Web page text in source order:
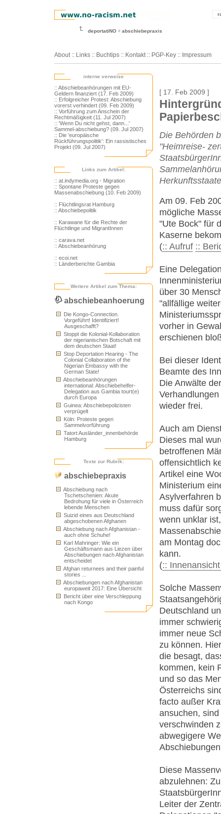
deportatiNO abschiebepraxis
About :: Links :: Buchtips :: Kontakt :: PGP-Key :: Impressum
interne verweise
:: Abschiebeanhörungen mit EU-
Geldern finanziert (17. Feb 2009)
:: Erfolgreicher Protest: Abschiebung
vorerst verhindert (09. Feb 2009)
:: Vorführung zum Anschein der
Rechtmäßigkeit (11. Jul 2007)
:: 'Wenn Du nicht gehst, dann...'
Sammel-abschiebung? (09. Jul 2007)
:: Die 'europäische
Rückführungspolitik': Ein rassistisches
Projekt (09. Jul 2007)
Links zum Artikel:
:: at.indymedia.org - Migration
:: Spontane Proteste gegen
Massenabschiebung (10. Feb 2009)
:: Flüchtlingsrat Hamburg
:: Abschiebepolitik
:: Karawane für die Rechte der
Flüchtlinge und MigrantInnen
:: carava.net
:: Abschiebeanhörung
:: ecoi.net
:: Länderberichte Gambia
Weitere Artikel zum Thema:
abschiebeanhoerung
Die Kongo-Connection.
Vorgeführt! Identifiziert!
Ausgeschafft?
Stoppt die Kolonial-Kollaboration
der nigerianischen Botschaft mit
dem deutschen Staat!
Stop Deportation Hearing - The
Colonial Collaboration of the
Nigerian Embassy with the
German State!
Abschiebeanhörungen
international: Abschiebehelfer-
Delegation aus Gambia tourt(e)
durch Europa
Guinea: Abschiebepolizisten
verprügelt
Köln: Proteste gegen
Sammelvorführung
Tatort Ausländer_innenbehörde
Hamburg
Texte zur Rubrik:
abschiebepraxis
Abschiebung nach
Tschetschenien: Akute
Bedrohung für viele in Österreich
lebende Menschen
Suizid eines aus Deutschland
abgeschobenen Afghanen
Abschiebung nach Afghanistan -
auch ohne Schuhe!
Karl Mahringer: Wie ein
Geschäftsmann aus Liezen über
Abschiebungen nach Afghanistan
entscheidet
Afghan returnees and their painful
stories ...
Abschiebungen nach Afghanistan
europaweit 2017: Eine Übersicht
Bericht über eine Verschleppung
nach Kongo
[ 17. Feb 2009 ]
Die Behörden
"Heimreise-
Am 09. Feb
mögliche
"Ute Bock" für
Kaserne
(:: Aufruf ::
Eine
über 30
"allfällige
vorher in
erschienen
Bei dieser
Beamte des
Die Anwälte
wieder frei.
Auch am
Dieses mal
betroffenen
offensichtlich
Artikel eine
Ministerium
Asylverfahren
muss dafür
wenn unklar
am Montag
kann.
(::
Solche
Deutschland
immer
immer neue
zu können.
die besagt,
kommen, kein
und so das
Österreichs
facto außer
ansuchen,
verschwinden
abwegigere
Diese
abzulehnen:
Leiter der